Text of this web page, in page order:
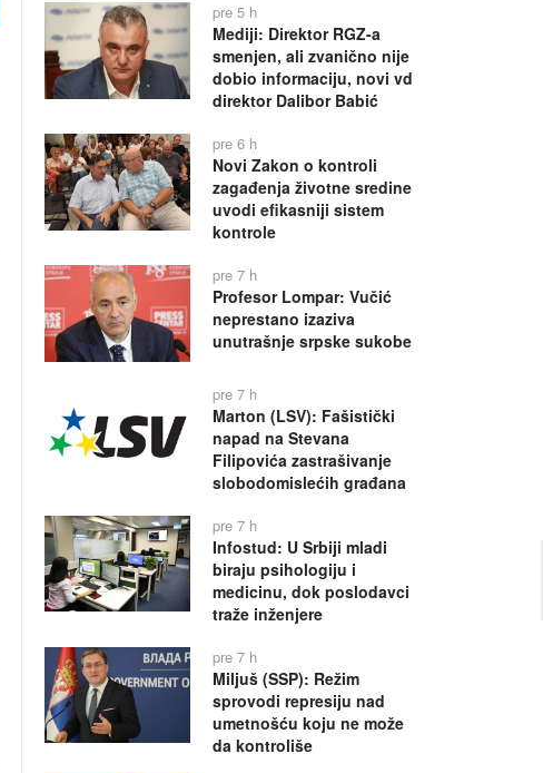
pre 5 h
Mediji: Direktor RGZ-a
smenjen, ali zvanično nije
dobio informaciju, novi vd
direktor Dalibor Babić
pre 6 h
Novi Zakon o kontroli
zagađenja životne sredine
uvodi efikasniji sistem
kontrole
pre 7 h
Profesor Lompar: Vučić
neprestano izaziva
unutrašnje srpske sukobe
pre 7 h
Marton (LSV): Fašistički
napad na Stevana
Filipovića zastrašivanje
slobodomislećih građana
pre 7 h
Infostud: U Srbiji mladi
biraju psihologiju i
medicinu, dok poslodavci
traže inženjere
pre 7 h
Miljuš (SSP): Režim
sprovodi represiju nad
umetnošću koju ne može
da kontroliše